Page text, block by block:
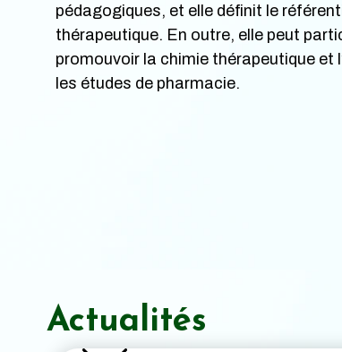
pédagogiques, et elle définit le
thérapeutique. En outre, elle peut
promouvoir la chimie thérapeutique et
les études de pharmacie.
Actualités